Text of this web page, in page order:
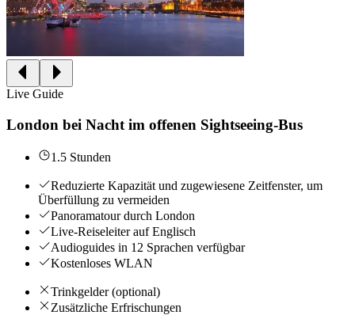
Live Guide
London bei Nacht im offenen Sightseeing-Bus
1.5 Stunden
Reduzierte Kapazität und zugewiesene Zeitfenster, um
Überfüllung zu vermeiden
Panoramatour durch London
Live-Reiseleiter auf Englisch
Audioguides in 12 Sprachen verfügbar
Kostenloses WLAN
Trinkgelder (optional)
Zusätzliche Erfrischungen